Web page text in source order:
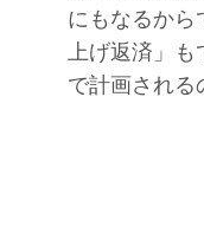
にもなるから
上げ返済」
で計画される